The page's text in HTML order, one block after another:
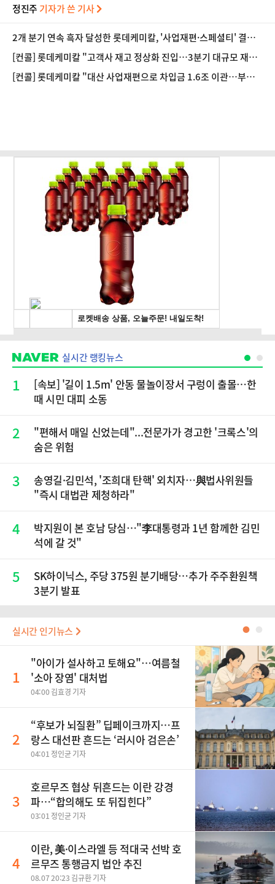
정진주 기자가 쓴 기사
2개 분기 연속 흑자 달성한 롯데케미칼, '사업재편·스페셜티' 결실
(종합)
[컨콜] 롯데케미칼 "고객사 재고 정상화 진입…3분기 대규모 재고
축적 가능성 제한적"
[컨콜] 롯데케미칼 "대산 사업재편으로 차입금 1.6조 이관…부채
실시간 랭킹뉴스
1
[속보] '길이 1.5m' 안동 물놀이장서 구렁이 출몰…한
때 시민 대피 소동
2
"편해서 매일 신었는데"...전문가가 경고한 '크록스'의
숨은 위험
3
송영길·김민석, '조희대 탄핵' 외치자…與법사위원들
"즉시 대법관 제청하라"
4
박지원이 본 호남 당심…"李대통령과 1년 함께한 김민
석에 갈 것"
5
SK하이닉스, 주당 375원 분기배당…추가 주주환원책
3분기 발표
실시간 인기뉴스 ●
1
"아이가 설사하고 토해요"…여름철
'소아 장염' 대처법
04:00 김효경 기자
2
“후보가 뇌질환” 딥페이크까지…프
랑스 대선판 흔드는 ‘러시아 검은손’
04:01 정인균 기자
3
호르무즈 협상 뒤흔드는 이란 강경
파…“합의해도 또 뒤집힌다”
03:01 정인균 기자
4
이란, 美·이스라엘 등 적대국 선박 호
르무즈 통행금지 법안 추진
08.07 20:23 김규환 기자